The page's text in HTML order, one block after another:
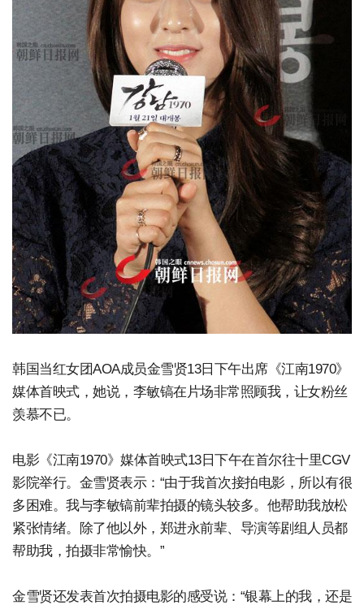
韩国当红女团AOA成员金雪贤13日下午出席《江南1970》
媒体首映式，她说，李敏镐在片场非常照顾我，让女粉丝
羡慕不已。
电影《江南1970》媒体首映式13日下午在首尔往十里CGV
影院举行。金雪贤表示：“由于我首次接拍电影，所以有很
多困难。我与李敏镐前辈拍摄的镜头较多。他帮助我放松
紧张情绪。除了他以外，郑进永前辈、导演等剧组人员都
帮助我，拍摄非常愉快。”
金雪贤还发表首次拍摄电影的感受说：“银幕上的我，还是